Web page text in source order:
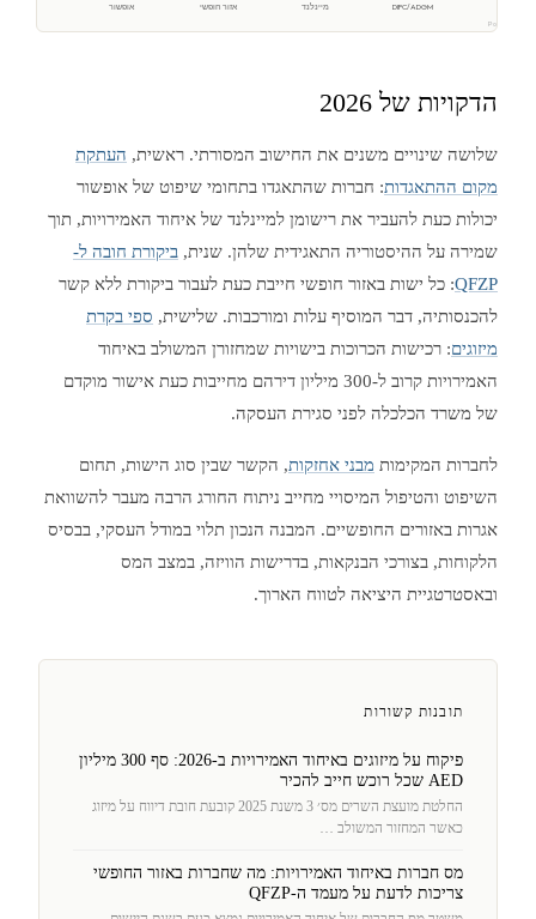
אופשור אזור חופשי מיינלנד DIFC/ADGM
הדקויות של 2026
שלושה שינויים משנים את החישוב המסורתי. ראשית, העתקת
מקום ההתאגדות: חברות שהתאגדו בתחומי שיפוט של אופשור
יכולות כעת להעביר את רישומן למיינלנד של איחוד האמירויות, תוך
שמירה על ההיסטוריה התאגידית שלהן. שנית, ביקורת חובה ל-
QFZP: כל ישות באזור חופשי חייבת כעת לעבור ביקורת ללא קשר
להכנסותיה, דבר המוסיף עלות ומורכבות. שלישית, ספי בקרת
מיזוגים: רכישות הכרוכות בישויות שמחזורן המשולב באיחוד
האמירויות קרוב ל-300 מיליון דירהם מחייבות כעת אישור מוקדם
של משרד הכלכלה לפני סגירת העסקה.
לחברות המקימות מבני אחזקות, הקשר שבין סוג הישות, תחום
השיפוט והטיפול המיסויי מחייב ניתוח החורג הרבה מעבר להשוואת
אגרות באזורים החופשיים. המבנה הנכון תלוי במודל העסקי, בבסיס
הלקוחות, בצורכי הבנקאות, בדרישות הוויזה, במצב המס
ובאסטרטגיית היציאה לטווח הארוך.
תובנות קשורות
פיקוח על מיזוגים באיחוד האמירויות ב-2026: סף 300 מיליון
AED שכל רוכש חייב להכיר
החלטת מועצת השרים מס׳ 3 משנת 2025 קובעת חובת דיווח על מיזוג
כאשר המחזור המשולב …
מס חברות באיחוד האמירויות: מה שחברות באזור החופשי
צריכות לדעת על מעמד ה-QFZP